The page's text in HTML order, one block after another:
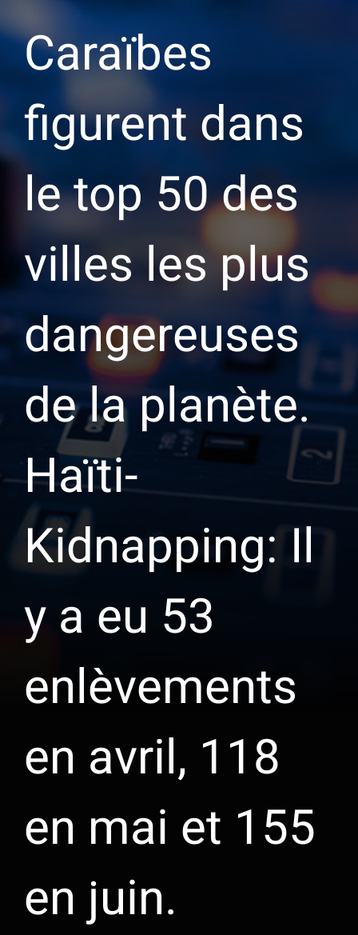
Caraïbes
figurent dans
le top 50 des
villes les plus
dangereuses
de la planète.
Haïti-
Kidnapping: Il
y a eu 53
enlèvements
en avril, 118
en mai et 155
en juin.